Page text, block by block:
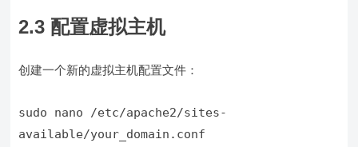
2.3 配置虚拟主机
创建一个新的虚拟主机配置文件：
sudo nano /etc/apache2/sites-
available/your_domain.conf